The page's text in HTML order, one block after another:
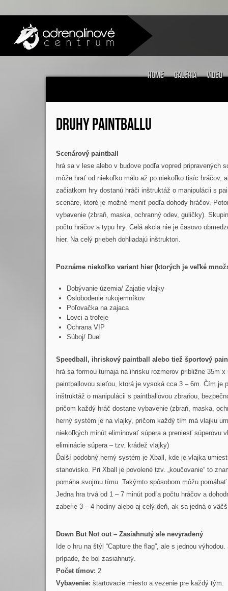
Home Galeria Video
DRUHY PAINTBALLU
Scenárový paintball
hrá sa v lese alebo v budove podľa vopred pripravených
môže hrať od niekoľko málo až po niekoľko tisíc hráčov,
začiatkom hry dostanú hráči inštruktáž o manipulácii s
scenáre, ktoré je možné meniť podľa dohody hráčov.
vybavenie (zbraň, maska, ochranný odev, guličky).
počtu hráčov a typu hry. Celá akcia nie je časovo
hier. Na celý priebeh dohliadajú inštruktori.
Poznáme niekoľko variant hier (ktorých je veľké
Dobývanie územia/ Zajatie vlajky
Oslobodenie rukojemníkov
Poľovačka na zajaca
Lovci a trofeje
Ochrana VIP
Súboj/ Duel
Speedball, ihriskový paintball alebo tiež športový
hrá sa formou turnaja na ihrisku rozmerov približne 35m
paintballovou sieťou, ktorá je vysoká cca 3 – 6m. Čím je
inštruktáž o manipulácii s paintballovou zbraňou,
pričom každý hráč dostane vybavenie (zbraň, maska,
herný systém je na vlajky, pričom každý tím má vlajku
niekoľkých minút eliminovať súpera a preniesť súperovu
eliminácie súpera – tzv. krádež vlajky)
Ďalší podobný herný systém je Xball, kde je vlajka
stanovisko. Pri Xball je povolené tzv. „koučovanie“ to
pomáha svojmu tímu. Takýmto spôsobom môžu
Jedna hra trvá od 1 – 7 minút podľa počtu hráčov a
zaberie 3 – 4 hodiny alebo aj celý deň, ak sa jedná o
Down But Not out – Zasiahnutý ale nevyradený
Ide o hru na štýl “Capture the flag”, ale s jednou
prípade, že bol zasiahnutý.
Počet tímov: 2
Vybavenie: štartovacie miesto a vezenie pre každý tým.